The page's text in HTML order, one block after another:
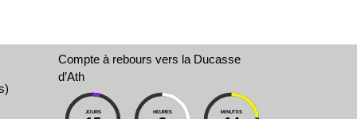
Compte à rebours vers la Ducasse
d’Ath
JOURS HEURES MINUTES